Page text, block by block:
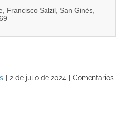
Francisco Salzil, San Ginés,
2 de julio de 2024
Comentarios